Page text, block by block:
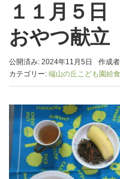
１１月５
おやつ献立
公開済み: 2024年11月5日 作成
カテゴリー: 端山の丘こども園給食